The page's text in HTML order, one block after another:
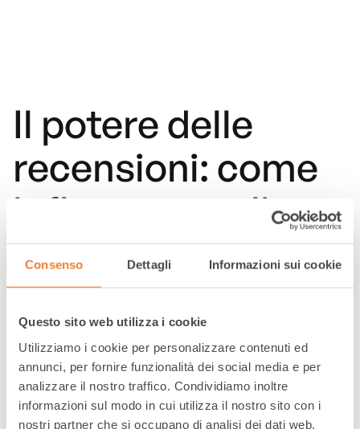
Consenso Dettagli Informazioni sui cookie
Questo sito web utilizza i cookie
Utilizziamo i cookie per personalizzare contenuti ed
annunci, per fornire funzionalità dei social media e per
analizzare il nostro traffico. Condividiamo inoltre
informazioni sul modo in cui utilizza il nostro sito con i
nostri partner che si occupano di analisi dei dati web,
Il potere delle
recensioni: come
influenzano gli
acquisti su
marketplace
Le opinioni dei clienti non sono più semplici
feedback, ma si sono trasformate in potenti
strumenti di influenza nel processo